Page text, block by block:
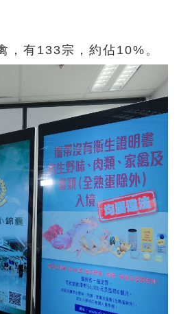
，有133宗，約佔10%。